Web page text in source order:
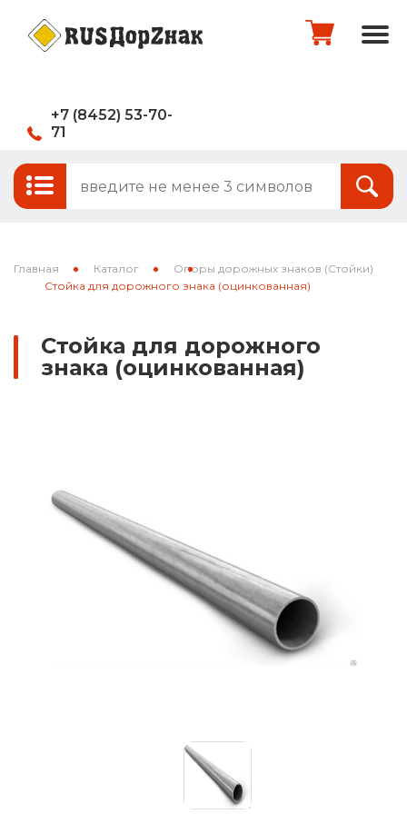
+7 (8452) 53-70-
71
Оформить заказ
Итого:Стандартные и временные дорожные
Знаки на щитах
Каркасные знаки
Паспорта объектов (щиты для
Дорожные знаки с внутренней подсветкой
Заградительные светодиодные знаки
Передвижные заградительные знаки
Опоры дорожных знаков (Стойки)
Переносные опоры
Светодиодные знаки на солнечной
Главная Каталог
Опоры дорожных знаков (Стойки)
Стойка для дорожного знака (оцинкованная)
Стойка для дорожного
знака (оцинкованная)